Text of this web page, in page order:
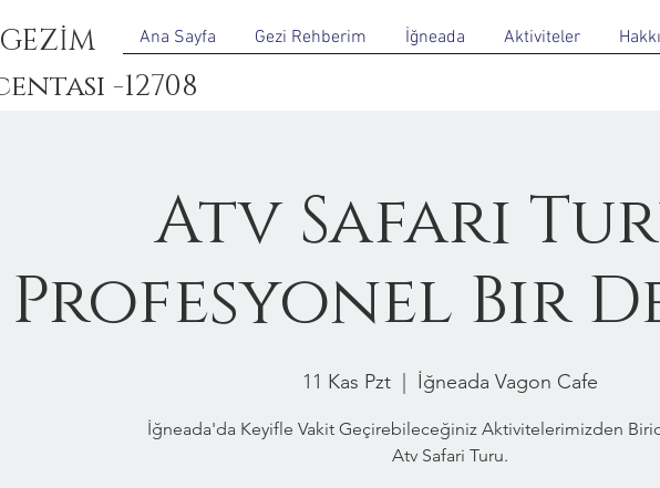
-12708
Ana Sayfa Gezi Rehberim İğneada Aktiviteler
Atv Safari
Profesyonel Bir
11 Kas Pzt
  |
İğneada Vagon Cafe
İğneada'da Keyifle Vakit Geçirebileceğiniz Aktivitelerimizden
Atv Safari Turu.